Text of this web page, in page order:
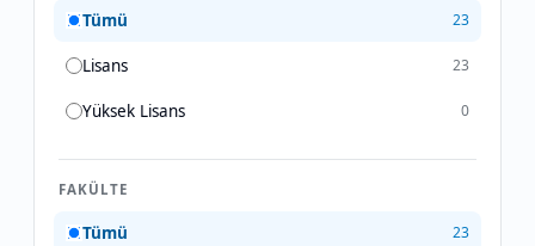
Tümü 23
Lisans 23
Yüksek Lisans 0
FAKÜLTE
Tümü 23